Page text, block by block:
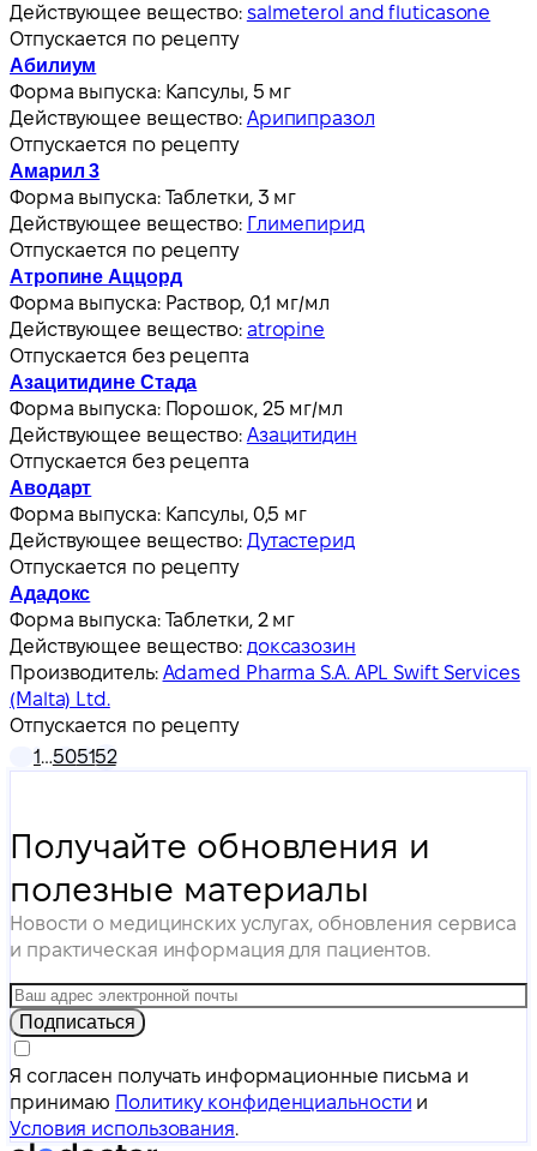
Действующее вещество: salmeterol and fluticasone
Отпускается по рецепту
Абилиум
Форма выпуска: Капсулы, 5 мг
Действующее вещество: Арипипразол
Отпускается по рецепту
Амарил 3
Форма выпуска: Таблетки, 3 мг
Действующее вещество: Глимепирид
Отпускается по рецепту
Атропине Аццорд
Форма выпуска: Раствор, 0,1 мг/мл
Действующее вещество: atropine
Отпускается без рецепта
Азацитидине Стада
Форма выпуска: Порошок, 25 мг/мл
Действующее вещество: Азацитидин
Отпускается без рецепта
Аводарт
Форма выпуска: Капсулы, 0,5 мг
Действующее вещество: Дутастерид
Отпускается по рецепту
Ададокс
Форма выпуска: Таблетки, 2 мг
Действующее вещество: доксазозин
Производитель: Adamed Pharma S.A. APL Swift Services
(Malta) Ltd.
Отпускается по рецепту
1…505152
Получайте обновления и
полезные материалы
Новости о медицинских услугах, обновления сервиса
и практическая информация для пациентов.
Подписаться
Я согласен получать информационные письма и
принимаю Политику конфиденциальности и
Условия использования.